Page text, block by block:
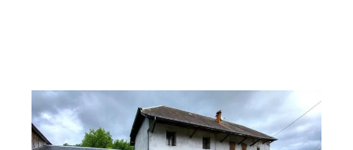
HAUTEVILLE SUR FIER 74
114,36 m , 6 pièces
Ref : 11080